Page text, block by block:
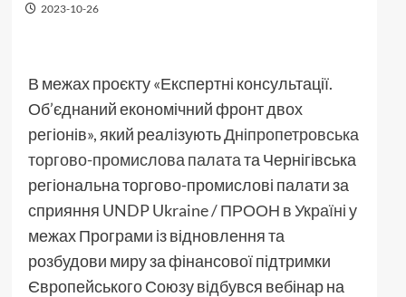
2023-10-26
В межах проєкту «Експертні консультації.
Об’єднаний економічний фронт двох
регіонів», який реалізуютьДніпропетровська
торгово-промислова палатата Чернігівська
регіональна торгово-промислові палати за
сприяння UNDP Ukraine / ПРООН в Україніу
межах Програми із відновлення та
розбудови миру за фінансової підтримки
Європейського Союзу відбувся вебінар на